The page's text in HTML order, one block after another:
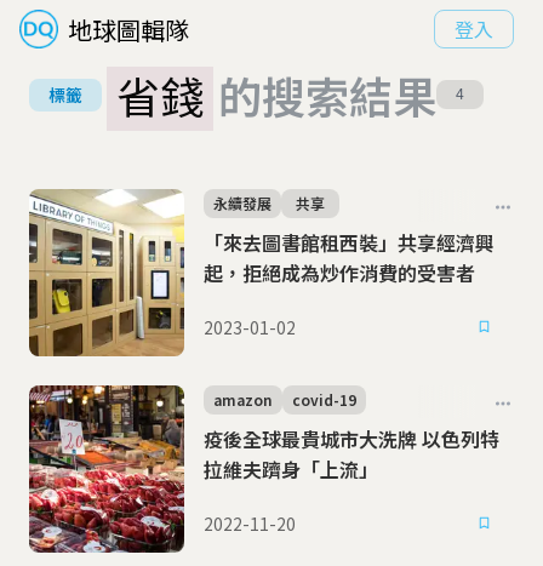
地球圖輯隊 登入
標籤 省錢 的搜索結果 4
「來去圖書館租西裝」共享經濟興
起，拒絕成為炒作消費的受害者
永續發展 共享
2023-01-02
疫後全球最貴城市大洗牌 以色列特
拉維夫躋身「上流」
amazon covid-19
2022-11-20